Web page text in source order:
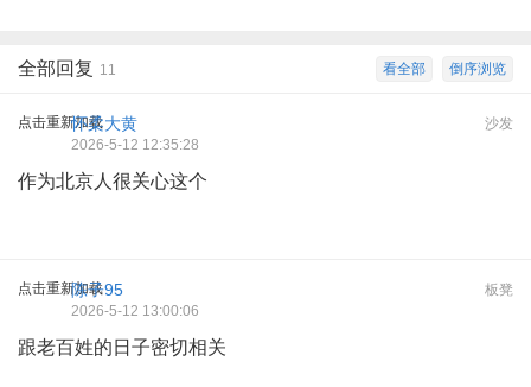
倒序浏览
看全部
全部回复 11
点击重新加载 沙发
怀柔大黄
2026-5-12 12:35:28
作为北京人很关心这个
点击重新加载 板凳
陈子95
2026-5-12 13:00:06
跟老百姓的日子密切相关